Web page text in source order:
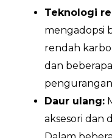
Teknologi
mengadopsi
rendah
dan
pengurangan
Daur ulang:
aksesori dan